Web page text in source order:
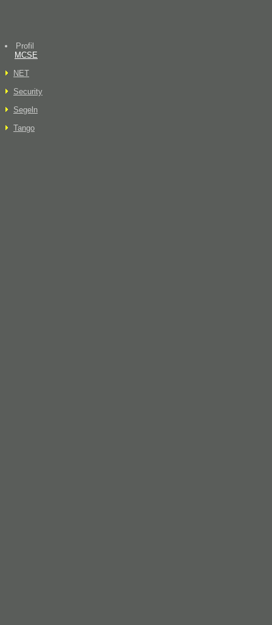
Profil
MCSE
NET
Security
Segeln
Tango